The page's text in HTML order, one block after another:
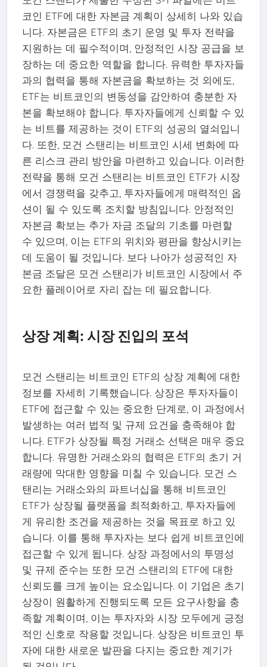
코인 ETF에 대한 자본금 계획이 상세히 나와 있습
니다. 자본금은 ETF의 초기 운영 및 투자 전략을
지원하는 데 필수적이며, 안정적인 시장 공급을 보
장하는 데 중요한 역할을 합니다. 유력한 투자자들
과의 협력을 통해 자본금을 확보하는 것 외에도,
ETF는 비트코인의 변동성을 감안하여 충분한 자
본을 확보해야 합니다. 투자자들에게 신뢰할 수 있
는 비트를 제공하는 것이 ETF의 성공의 열쇠입니
다. 또한, 모건 스탠리는 비트코인 시세 변화에 따
른 리스크 관리 방안을 마련하고 있습니다. 이러한
전략을 통해 모건 스탠리는 비트코인 ETF가 시장
에서 경쟁력을 갖추고, 투자자들에게 매력적인 옵
션이 될 수 있도록 조치할 방침입니다. 안정적인
자본금 확보는 추가 자금 조달의 기초를 마련할
수 있으며, 이는 ETF의 위치와 평판을 향상시키는
데 도움이 될 것입니다. 보다 나아가 성공적인 자
본금 조달은 모건 스탠리가 비트코인 시장에서 주
요한 플레이어로 자리 잡는 데 필요합니다.
상장 계획: 시장 진입의 포석
모건 스탠리는 비트코인 ETF의 상장 계획에 대한
정보를 자세히 기록했습니다. 상장은 투자자들이
ETF에 접근할 수 있는 중요한 단계로, 이 과정에서
발생하는 여러 법적 및 규제 요건을 충족해야 합
니다. ETF가 상장될 특정 거래소 선택은 매우 중요
합니다. 유명한 거래소와의 협력은 ETF의 초기 거
래량에 막대한 영향을 미칠 수 있습니다. 모건 스
탠리는 거래소와의 파트너십을 통해 비트코인
ETF가 상장될 플랫폼을 최적화하고, 투자자들에
게 유리한 조건을 제공하는 것을 목표로 하고 있
습니다. 이를 통해 투자자는 보다 쉽게 비트코인에
접근할 수 있게 됩니다. 상장 과정에서의 투명성
및 규제 준수는 또한 모건 스탠리의 ETF에 대한
신뢰도를 크게 높이는 요소입니다. 이 기업은 초기
상장이 원활하게 진행되도록 모든 요구사항을 충
족할 계획이며, 이는 투자자와 시장 모두에게 긍정
적인 신호로 작용할 것입니다. 상장은 비트코인 투
자에 대한 새로운 발판을 다지는 중요한 계기가